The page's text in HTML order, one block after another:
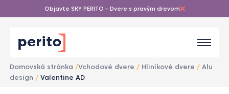
Objavte SKY PERITO – Dvere s pravým drevom
Domovská stránka /Vchodové dvere / Hliníkové dvere / Alu
design / Valentine AD